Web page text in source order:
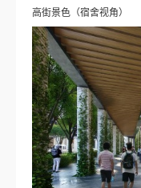
高街景色（宿舍视角）